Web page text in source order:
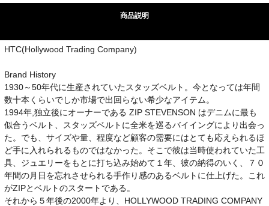
商品説明
HTC(Hollywood Trading Company)
Brand History
1930～50年代に生産されていたスタッズベルト。今となっては年間
数十本くらいでしか市場で出回らない希少なアイテム。
1994年,独立後にオーナーである ZIP STEVENSON はデニムに最も
似合うベルト、スタッズベルトに全米を巡るバイイングにより出会っ
た。でも、サイズや量、程度など顧客の需要にはとても応えられるほ
ど手に入れられるものではなかった。そこで彼は当時使われていた工
具、ジュエリーをもとに打ち込み始めて１年、彼の納得のいく、７０
年間の月日を忘れさせられる手作り感のあるベルトに仕上げた。これ
がZIPとベルトのスタートである。
それから５年後の2000年より、HOLLYWOOD TRADING COMPANY